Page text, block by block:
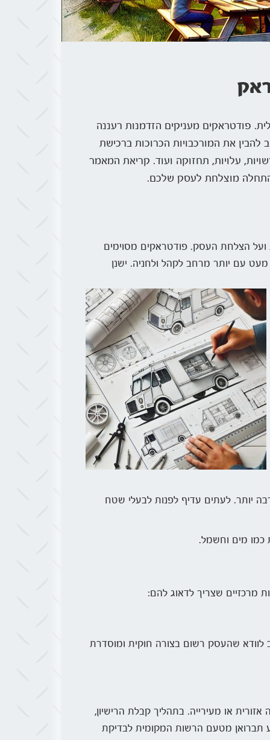
פודטראקים מעניקים הזדמנות רעננה
להבין את המורכבויות הכרוכות ברכישת
עלויות, תחזוקה ועוד. קריאת המאמר
התחלה מוצלחת לעסק שלכם.
ועל הצלחת העסק. פודטראקים מסוימים
עם יותר מרחב לקהל ולחניה. ישנן
יותר. לעתים עדיף לפנות לבעלי שטח
כמו מים וחשמל.
מרכזיים שצריך לדאוג להם:
שהעסק רשום בצורה חוקית ומוסדרת
או מעירייה. בתהליך קבלת הרישיון,
תברואן מטעם הרשות המקומית לבדיקת